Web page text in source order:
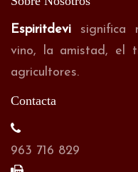
Espiritdevi significa
vino, la amistad, el
agricultores.
Contacta
963 716 829